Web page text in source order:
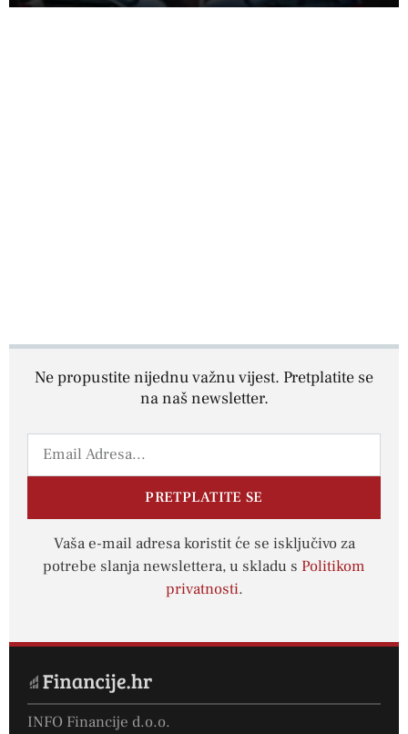
Ne propustite nijednu važnu vijest. Pretplatite se
na naš newsletter.
PRETPLATITE SE
Vaša e-mail adresa koristit će se isključivo za
potrebe slanja newslettera, u skladu s Politikom
privatnosti.
INFO Financije d.o.o.